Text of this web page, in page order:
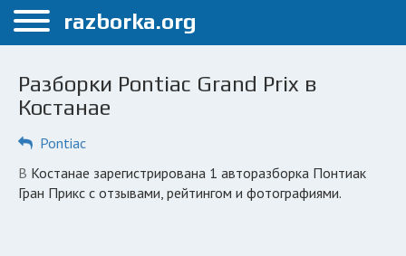
Меню
Костанай
Вопрос автоюристу
Разборки Pontiac Grand Prix в
Костанае
Pontiac
в Костанае зарегистрирована 1 авторазборка Понтиак
Гран Прикс с отзывами, рейтингом и фотографиями.
razborka.org